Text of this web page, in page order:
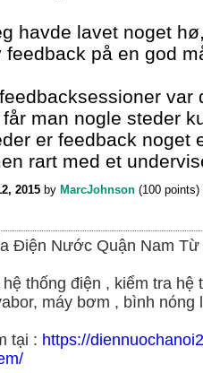
havde lavet noget
feedback på en god
man nogle steder
er feedback noget
rart med et
2015 by MarcJohnson (100 points)
Điện Nước Quận Nam Từ
hệ thống điện , kiểm tra
máy bơm , bình nóng
tại : https://